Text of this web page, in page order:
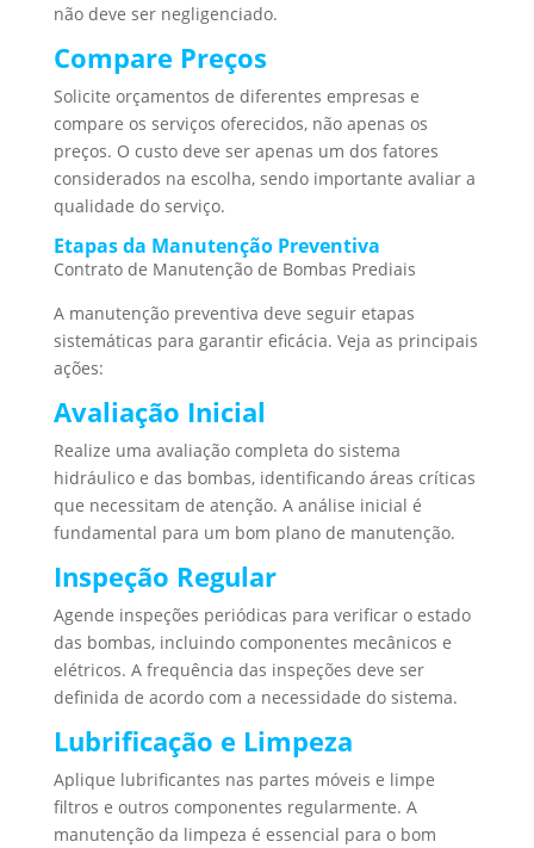
não deve ser negligenciado.
Compare Preços
Solicite orçamentos de diferentes empresas e
compare os serviços oferecidos, não apenas os
preços. O custo deve ser apenas um dos fatores
considerados na escolha, sendo importante avaliar a
qualidade do serviço.
Etapas da Manutenção Preventiva
Contrato de Manutenção de Bombas Prediais
A manutenção preventiva deve seguir etapas
sistemáticas para garantir eficácia. Veja as principais
ações:
Avaliação Inicial
Realize uma avaliação completa do sistema
hidráulico e das bombas, identificando áreas críticas
que necessitam de atenção. A análise inicial é
fundamental para um bom plano de manutenção.
Inspeção Regular
Agende inspeções periódicas para verificar o estado
das bombas, incluindo componentes mecânicos e
elétricos. A frequência das inspeções deve ser
definida de acordo com a necessidade do sistema.
Lubrificação e Limpeza
Aplique lubrificantes nas partes móveis e limpe
filtros e outros componentes regularmente. A
manutenção da limpeza é essencial para o bom